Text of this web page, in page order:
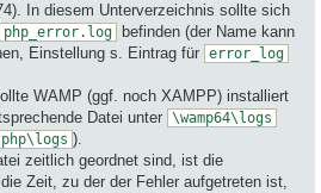
In diesem Unterverzeichnis sollte sich
php_error.log
befinden (der Name kann
Einstellung s. Eintrag für error_log
WAMP (ggf. noch XAMPP) installiert
Datei unter \wamp64\logs
).
zeitlich geordnet sind, ist die
Zeit, zu der der Fehler aufgetreten ist,